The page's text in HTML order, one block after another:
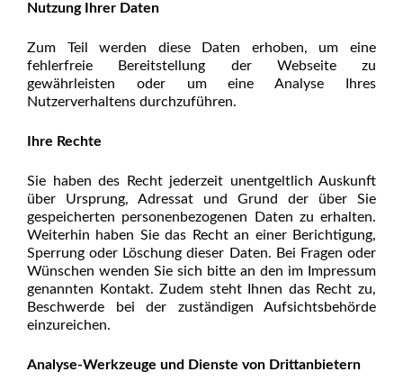
Nutzung Ihrer Daten
Zum Teil werden diese Daten erhoben, um eine
fehlerfreie Bereitstellung der Webseite zu
gewährleisten oder um eine Analyse Ihres
Nutzerverhaltens durchzuführen.
Ihre Rechte
Sie haben des Recht jederzeit unentgeltlich Auskunft
über Ursprung, Adressat und Grund der über Sie
gespeicherten personenbezogenen Daten zu erhalten.
Weiterhin haben Sie das Recht an einer Berichtigung,
Sperrung oder Löschung dieser Daten. Bei Fragen oder
Wünschen wenden Sie sich bitte an den im Impressum
genannten Kontakt. Zudem steht Ihnen das Recht zu,
Beschwerde bei der zuständigen Aufsichtsbehörde
einzureichen.
Analyse-Werkzeuge und Dienste von Drittanbietern